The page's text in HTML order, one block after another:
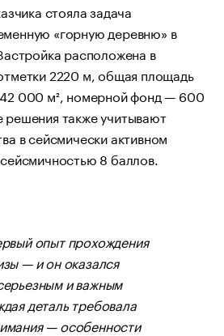
стояла задача
«горную деревню» в
расположена в
2220 м, общая площадь
000 м², номерной фонд — 600
также учитывают
в сейсмически активном
8 баллов.
опыт прохождения
— и он оказался
и важным
деталь требовала
— особенности